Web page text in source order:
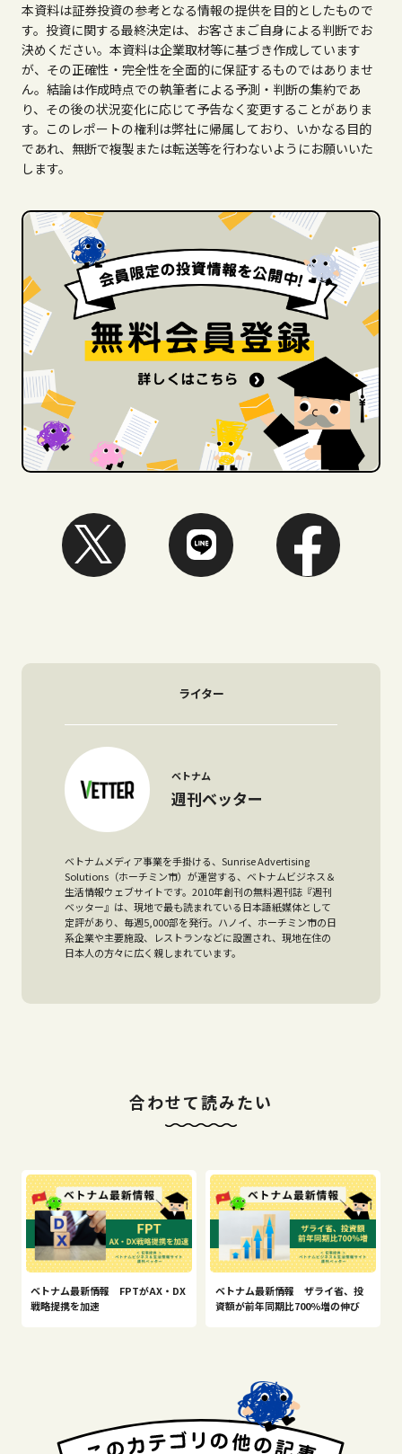
本資料は証券投資の参考となる情報の提供を目的としたもので
す。投資に関する最終決定は、お客さまご自身による判断でお
決めください。本資料は企業取材等に基づき作成しています
が、その正確性・完全性を全面的に保証するものではありませ
ん。結論は作成時点での執筆者による予測・判断の集約であ
り、その後の状況変化に応じて予告なく変更することがありま
す。このレポートの権利は弊社に帰属しており、いかなる目的
であれ、無断で複製または転送等を行わないようにお願いいた
します。
ライター
ベトナム
週刊ベッター
ベトナムメディア事業を手掛ける、Sunrise Advertising
Solutions（ホーチミン市）が運営する、ベトナムビジネス＆
生活情報ウェブサイトです。2010年創刊の無料週刊誌『週刊
ベッター』は、現地で最も読まれている日本語紙媒体として
定評があり、毎週5,000部を発行。ハノイ、ホーチミン市の日
系企業や主要施設、レストランなどに設置され、現地在住の
日本人の方々に広く親しまれています。
合わせて読みたい
ベトナム最新情報 FPTがAX・DX
戦略提携を加速
ベトナム最新情報 ザライ省、投
資額が前年同期比700％増の伸び